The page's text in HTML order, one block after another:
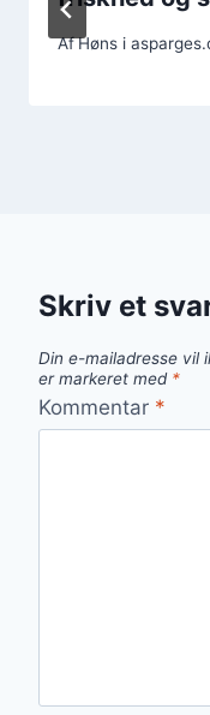
AfHøns i
Skriv et
Din e-mailadresse vil
er markeret med *
Kommentar *